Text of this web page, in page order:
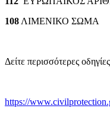
108 ΛΙΜΕΝΙΚΟ ΣΩΜΑ
Δείτε περισσότερες
https://